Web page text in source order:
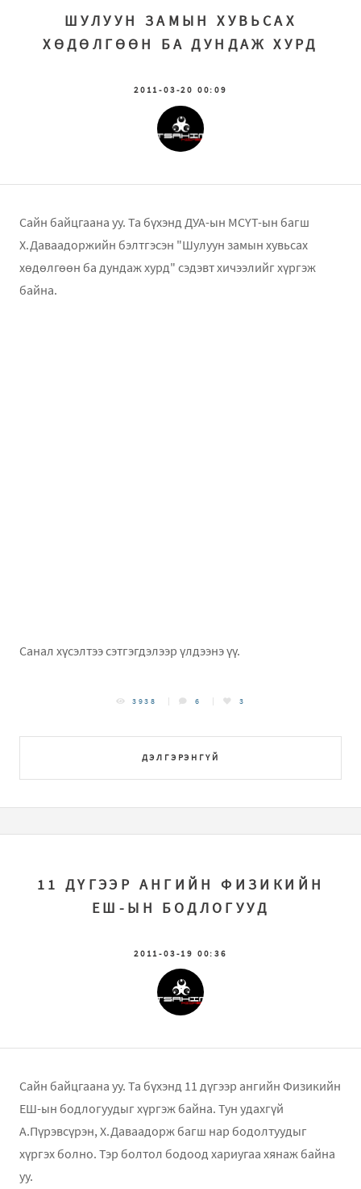
ШУЛУУН ЗАМЫН ХУВЬСАХ
ХӨДӨЛГӨӨН БА ДУНДАЖ ХУРД
2011-03-20 00:09
Сайн байцгаана уу. Та бүхэнд ДУА-ын МСҮТ-ын багш
Х.Даваадоржийн бэлтгэсэн "Шулуун замын хувьсах
хөдөлгөөн ба дундаж хурд" сэдэвт хичээлийг хүргэж
байна.
Санал хүсэлтээ сэтгэгдэлээр үлдээнэ үү.
ДЭЛГЭРЭНГҮЙ
3938 6 3
11 ДҮГЭЭР АНГИЙН ФИЗИКИЙН
ЕШ-ЫН БОДЛОГУУД
2011-03-19 00:36
Сайн байцгаана уу. Та бүхэнд 11 дүгээр ангийн Физикийн
ЕШ-ын бодлогуудыг хүргэж байна. Тун удахгүй
А.Пүрэвсүрэн, Х.Даваадорж багш нар бодолтуудыг
хүргэх болно. Тэр болтол бодоод хариугаа хянаж байна
уу.